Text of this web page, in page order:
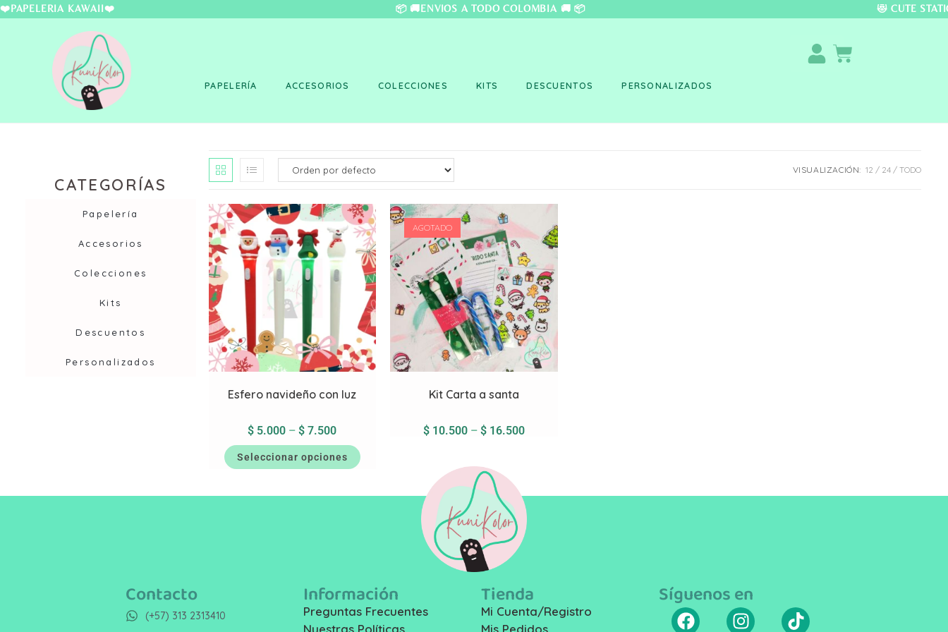
❤️PAPELERÍA KAWAII❤️ 📦 🚚ENVÍOS A TODO COLOMBIA 🚚 📦 😻
PAPELERÍA ACCESORIOS COLECCIONES KITS DESCUENTOS PERSONALIZADOS
CATEGORÍAS
Papelería
Accesorios
Colecciones
Kits
Descuentos
Personalizados
VISUALIZACIÓN: 12 24 TODO
Esfero navideño con luz
$ 5.000 – $ 7.500
Seleccionar opciones
AGOTADO
Kit Carta a santa
$10.500 – $16.500
Contacto
(+57) 313 2313410
Información
Preguntas Frecuentes
Nuestras Políticas
Tienda
Mi Cuenta/Registro
Mis Pedidos
Síguenos en